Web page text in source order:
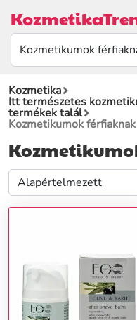
Kozmetika
Itt természetes
termékek talál
Kozmetikumok férfiaknak